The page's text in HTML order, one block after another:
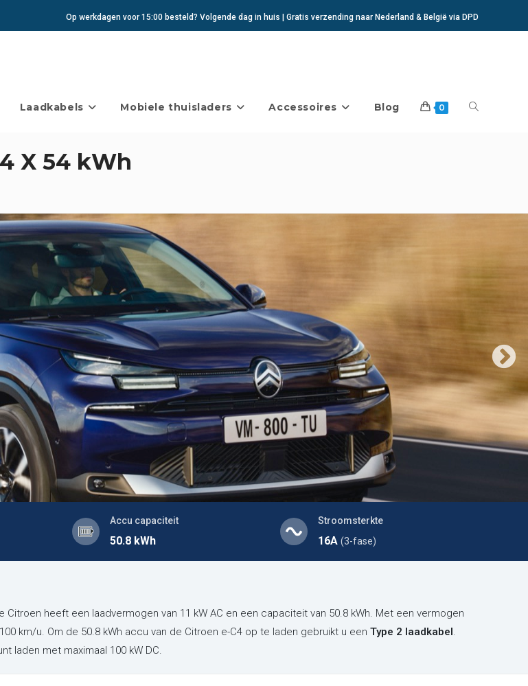
Op werkdagen voor 15:00 besteld? Volgende dag in huis | Gratis verzending naar Nederland & België via DPD
Laadkabels Mobiele thuisladers Accessoires Blog 0 Toggle
X 54 kWh
Accu capaciteit
50.8 kWh
Stroomsterkte
16A(3-fase)
heeft een laadvermogen van 11 kW AC en een capaciteit van 50.8 kWh. Met een vermogen
km/u. Om de 50.8 kWh accu van de Citroen e-C4 op te laden gebruikt u een Type 2 laadkabel.
laden met maximaal 100 kW DC.